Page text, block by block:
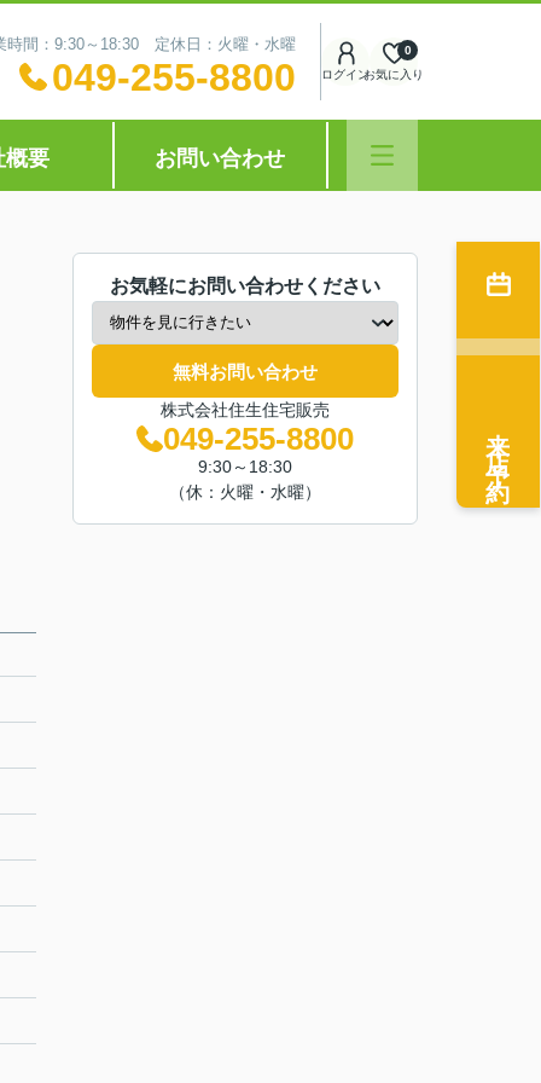
時間：9:30～18:30 定休日：火曜・水曜
049-255-8800 ログインお気に入り
0
概要 お問い合わせ
お気軽にお問い合わせください
無料お問い合わせ
株式会社住生住宅販売
049-255-8800
9:30～18:30
（休：火曜・水曜）
来店予約